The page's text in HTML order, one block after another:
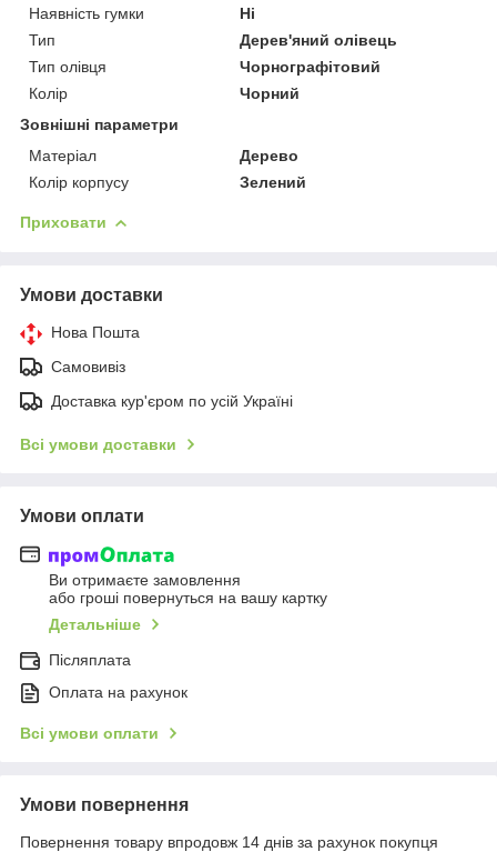
Наявність гумки
Ні
Тип
Дерев'яний олівець
Тип олівця
Чорнографітовий
Колір
Чорний
Зовнішні параметри
Матеріал
Дерево
Колір корпусу
Зелений
Приховати
Умови доставки
Нова Пошта
Самовивіз
Доставка кур'єром по усій Україні
Всі умови доставки
Умови оплати
Ви отримаєте замовлення
або гроші повернуться на вашу картку
Детальніше
Післяплата
Оплата на рахунок
Всі умови оплати
Умови повернення
Повернення товару впродовж 14 днів за рахунок покупця